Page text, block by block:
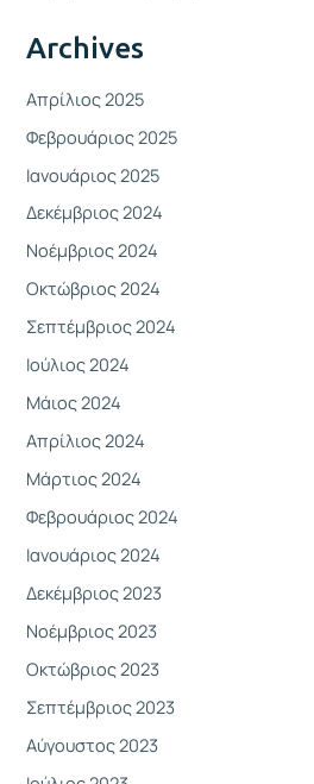
Archives
Απρίλιος 2025
Φεβρουάριος 2025
Ιανουάριος 2025
Δεκέμβριος 2024
Νοέμβριος 2024
Οκτώβριος 2024
Σεπτέμβριος 2024
Ιούλιος 2024
Μάιος 2024
Απρίλιος 2024
Μάρτιος 2024
Φεβρουάριος 2024
Ιανουάριος 2024
Δεκέμβριος 2023
Νοέμβριος 2023
Οκτώβριος 2023
Σεπτέμβριος 2023
Αύγουστος 2023